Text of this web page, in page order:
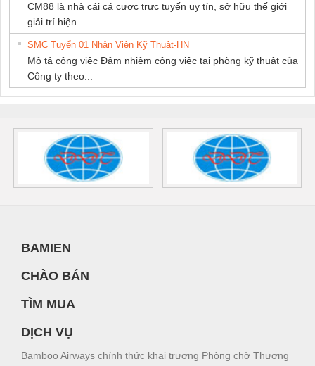
CM88 là nhà cái cá cược trực tuyến uy tín, sở hữu thế giới
giải trí hiện...
SMC Tuyển 01 Nhân Viên Kỹ Thuật-HN
Mô tả công việc Đảm nhiệm công việc tại phòng kỹ thuật của
Công ty theo...
BAMIEN
CHÀO BÁN
TÌM MUA
DỊCH VỤ
Bamboo Airways chính thức khai trương Phòng chờ Thương